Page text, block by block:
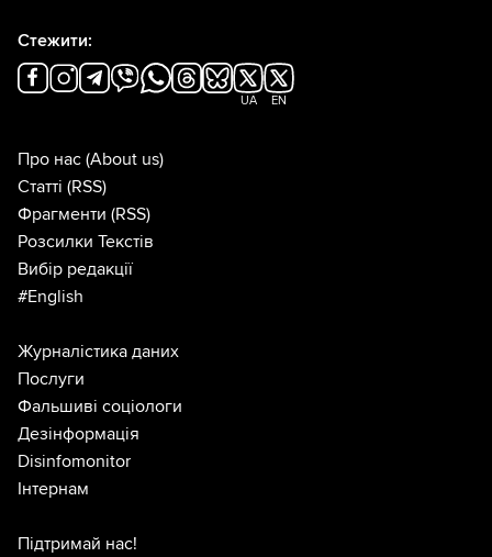
Стежити:
UA EN
Про нас (About us)
Статті (RSS)
Фрагменти (RSS)
Розсилки Текстів
Вибір редакції
#English
Журналістика даних
Послуги
Фальшиві соціологи
Дезінформація
Disinfomonitor
Інтернам
Підтримай нас!